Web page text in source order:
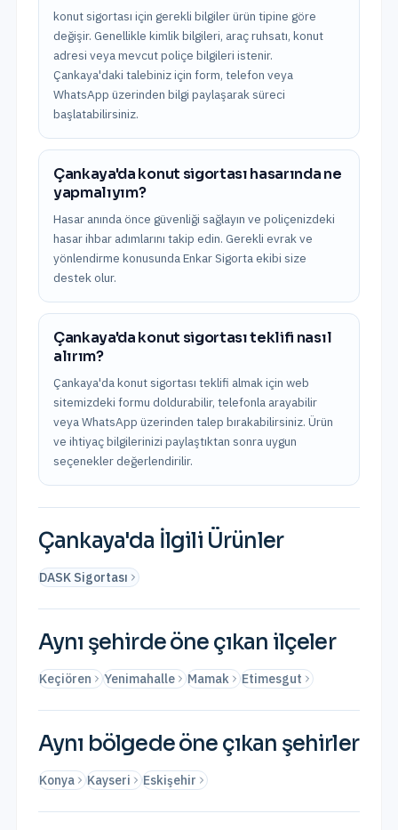
konut sigortası için gerekli bilgiler ürün tipine göre
değişir. Genellikle kimlik bilgileri, araç ruhsatı, konut
adresi veya mevcut poliçe bilgileri istenir.
Çankaya'daki talebiniz için form, telefon veya
WhatsApp üzerinden bilgi paylaşarak süreci
başlatabilirsiniz.
Çankaya'da konut sigortası hasarında ne
yapmalıyım?
Hasar anında önce güvenliği sağlayın ve poliçenizdeki
hasar ihbar adımlarını takip edin. Gerekli evrak ve
yönlendirme konusunda Enkar Sigorta ekibi size
destek olur.
Çankaya'da konut sigortası teklifi nasıl
alırım?
Çankaya'da konut sigortası teklifi almak için web
sitemizdeki formu doldurabilir, telefonla arayabilir
veya WhatsApp üzerinden talep bırakabilirsiniz. Ürün
ve ihtiyaç bilgilerinizi paylaştıktan sonra uygun
seçenekler değerlendirilir.
Çankaya'da İlgili Ürünler
DASK Sigortası
Aynı şehirde öne çıkan ilçeler
Keçiören Yenimahalle Mamak Etimesgut
Aynı bölgede öne çıkan şehirler
Konya Kayseri Eskişehir